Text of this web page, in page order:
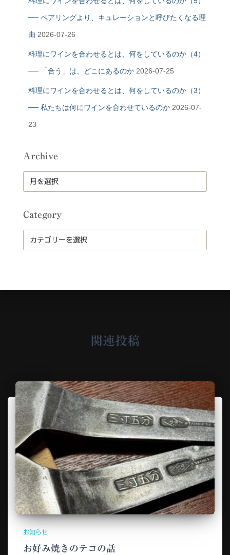
── ペアリングより、キュレーションと呼びたくなる理
由 2026-07-26
料理にワインを合わせるとは、何をしているのか（4）
── 「合う」は、どこにあるのか 2026-07-25
料理にワインを合わせるとは、何をしているのか（3）
── 私たちは何にワインを合わせているのか 2026-07-
23
Archive
h
v
Category
o
関連投稿
お知らせ
お好み焼きのテコの話